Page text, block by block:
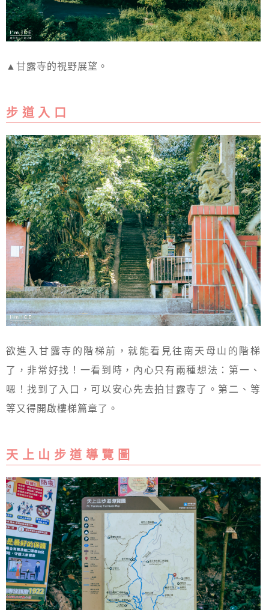
▲甘露寺的視野展望。
步 道 入 口
欲進入甘露寺的階梯前，就能看見往南天母山的階梯
了，非常好找！一看到時，內心只有兩種想法：第一、
嗯！找到了入口，可以安心先去拍甘露寺了。第二、等
等又得開啟樓梯篇章了。
天 上 山 步 道 導 覽 圖